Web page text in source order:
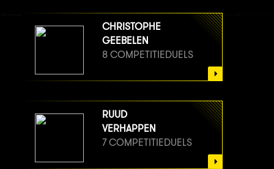
CHRISTOPHE
GEEBELEN
8 COMPETITIEDUELS
RUUD
VERHAPPEN
7 COMPETITIEDUELS